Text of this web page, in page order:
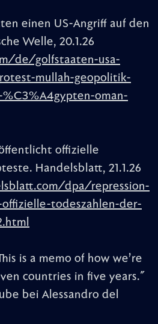
einen US-Angriff auf den
Welle, 20.1.26
de/golfstaaten-usa-
mullah-geopolitik-
oman-
offizielle
Handelsblatt, 21.1.26
dpa/repression-
todeszahlen-der-
is a memo of how we’re
countries in five years."
bei Alessandro del